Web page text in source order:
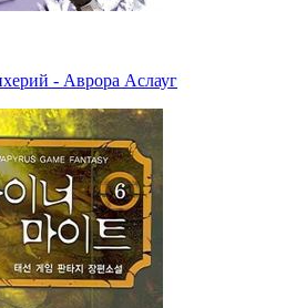
- Аврора Аслауг